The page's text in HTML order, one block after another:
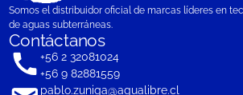
Somos el distribuidor oficial de marcas líderes en
de aguas subterráneas.
Contáctanos
+56 2 32081024
+56 9 82881559
pablo.zuniga@agualibre.cl